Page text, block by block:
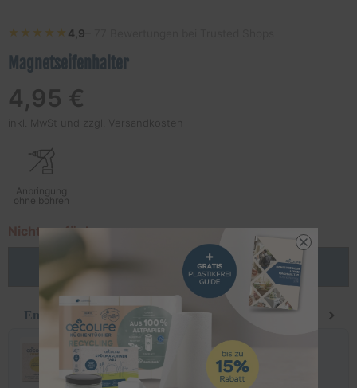
★★★★★
★★★★★ 4,9
Magnetseifenhalter
Regulärer
Preis
4,95 €
inkl. MwSt und zzgl. Versandkosten
Anbringung
ohne bohren
Nicht verfügbar
AUSVERKAUFT
Empfehlungen für Dich
Use the Previous and Next buttons to navigate through product